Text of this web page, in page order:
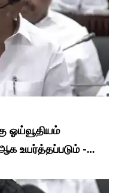
ஓய்வூதியம்
உயர்த்தப்படும் -